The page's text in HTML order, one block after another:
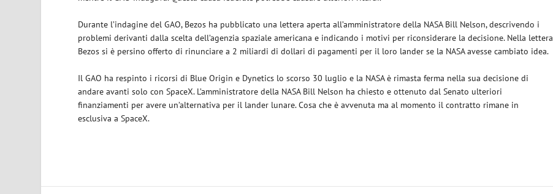
Durante l’indagine del GAO, Bezos ha pubblicato una lettera aperta all’amministratore della NASA Bill Nelson, descrivendo i
problemi derivanti dalla scelta dell’agenzia spaziale americana e indicando i motivi per riconsiderare la decisione. Nella lettera
Bezos si è persino offerto di rinunciare a 2 miliardi di dollari di pagamenti per il loro lander se la NASA avesse cambiato idea.
Il GAO ha respinto i ricorsi di Blue Origin e Dynetics lo scorso 30 luglio e la NASA è rimasta ferma nella sua decisione di
andare avanti solo con SpaceX. L’amministratore della NASA Bill Nelson ha chiesto e ottenuto dal Senato ulteriori
finanziamenti per avere un’alternativa per il lander lunare. Cosa che è avvenuta ma al momento il contratto rimane in
esclusiva a SpaceX.